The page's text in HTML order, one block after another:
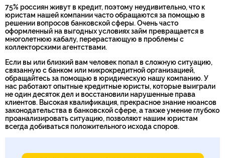
75% россиян живут в кредит, поэтому неудивительно, что к
юристам нашей компании часто обращаются за помощью в
решении вопросов банковской сферы. Очень часто
оформленный на выгодных условиях займ превращается в
многолетнюю кабалу, перерастающую в проблемы с
коллекторскими агентствами.
Если вы или близкий вам человек попал в сложную ситуацию,
связанную с банком или микрокредитной организацией,
обращайтесь за помощью в юридическую нашу компанию. У
нас работают опытные кредитные юристы, которые выиграли
не один десяток дел и восстановили нарушенные права
клиентов. Высокая квалификация, прекрасное знание нюансов
законодательства в банковской сфере, а также умение глубоко
проанализировать ситуацию, позволяют нашим юристам
всегда добиваться положительного исхода споров.